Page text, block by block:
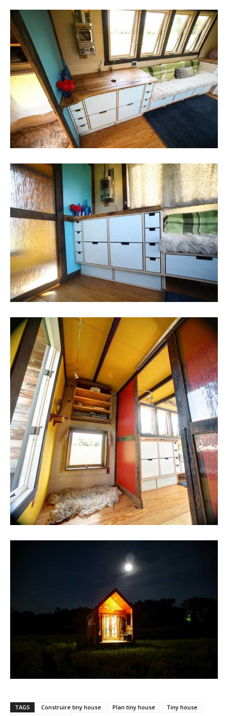
TAGS Construire tiny house Plan tiny house
Tiny house